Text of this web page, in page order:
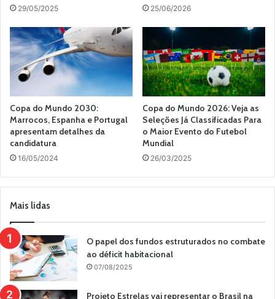
29/05/2025 25/06/2026
Copa do Mundo 2030:
Marrocos, Espanha e Portugal
apresentam detalhes da
candidatura
16/05/2024
Copa do Mundo 2026: Veja as
Seleções Já Classificadas Para
o Maior Evento do Futebol
Mundial
26/03/2025
Mais lidas
O papel dos fundos estruturados no combate
ao déficit habitacional
07/08/2025
Projeto Estrelas vai representar o Brasil na